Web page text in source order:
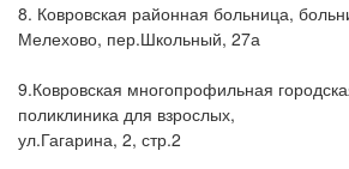
8. Ковровская районная больница,
Мелехово, пер.Школьный, 27а
9.Ковровская многопрофильная
поликлиника для взрослых,
ул.Гагарина, 2, стр.2